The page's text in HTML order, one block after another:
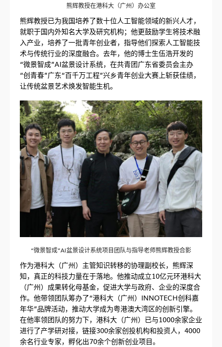
熊辉教授在港科大（广州）办公室
熊辉教授已为我国培养了数十位人工智能领域的新兴人才，
就职于国内外知名大学及研究机构；他更鼓励学生将技术融
入产业，培养了一批青年创业者，指导他们探索人工智能技
术与传统行业的深度融合。去年，他的博士生伍浩开发的
“微景智成”AI盆景设计系统，在共青团广东省委员会主办
“创青春”广东“百千万工程”兴乡青年创业大赛上斩获佳绩，
让传统盆景艺术焕发智能生机。
“微景智成”AI盆景设计系统项目团队与指导老师熊辉教授合影
作为港科大（广州）主管知识转移的协理副校长，熊辉深
知，真正的科技力量在于落地。他推动成立10亿元环港科大
（广州）成果转化母基金，促进大学与政府、企业的深度合
作。他带领团队筹办了“港科大（广州）INNOTECH创科嘉
年华”品牌活动，推动大学成为粤港澳大湾区的创新引擎。
在他率领团队的努力下，港科大（广州）已与1000余家企业
进行了产学研对接，链接300余家创投机构和投资人，4000
余名行业专家，孵化出70余个创新创业项目。